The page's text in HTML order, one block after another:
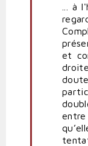
vérifié)... à
et
entre